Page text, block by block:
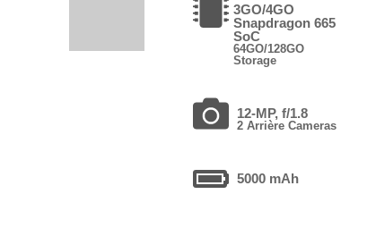
3GO/4GO
Snapdragon 665
SoC
64GO/128GO
Storage
12-MP, f/1.8
2 Arrière Cameras
5000 mAh